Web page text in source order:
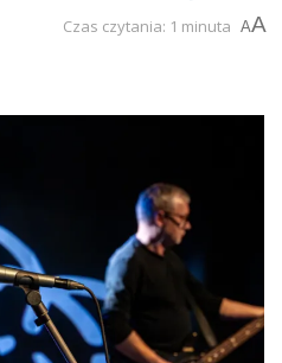
Czas czytania: 1 minuta AA